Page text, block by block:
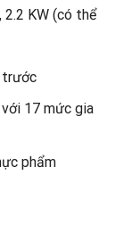
KW (có thể
trước
17 mức gia
phẩm